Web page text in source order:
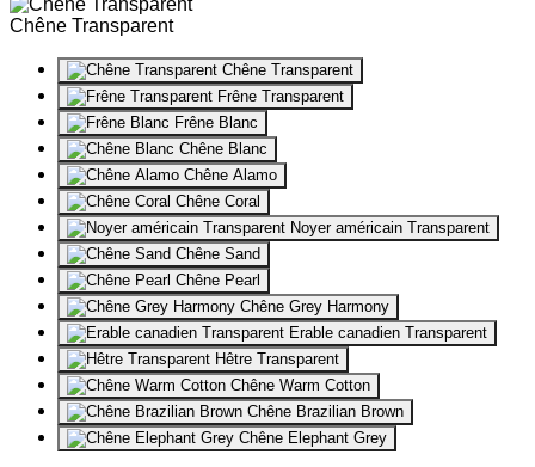
Chêne Transparent
Chêne Transparent
Frêne Transparent
Frêne Blanc
Chêne Blanc
Chêne Alamo
Chêne Coral
Noyer américain Transparent
Chêne Sand
Chêne Pearl
Chêne Grey Harmony
Erable canadien Transparent
Hêtre Transparent
Chêne Warm Cotton
Chêne Brazilian Brown
Chêne Elephant Grey